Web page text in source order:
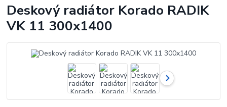
Deskový radiátor Korado RADIK
VK 11 300x1400